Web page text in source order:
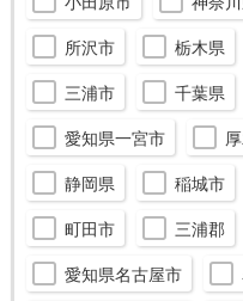
所沢市 栃木県
三浦市 千葉県
愛知県一宮市
静岡県 稲城市
町田市 三浦郡
愛知県名古屋市